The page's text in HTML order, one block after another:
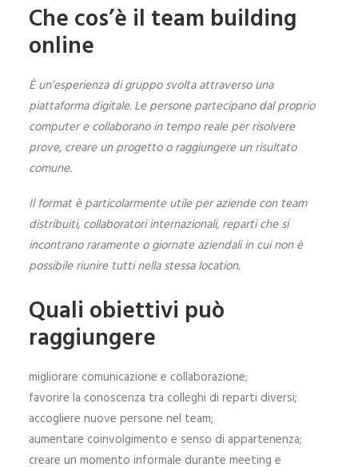
Che cos’è il team building
online
È un’esperienza di gruppo svolta attraverso una
piattaforma digitale. Le persone partecipano dal proprio
computer e collaborano in tempo reale per risolvere
prove, creare un progetto o raggiungere un risultato
comune.
Il format è particolarmente utile per aziende con team
distribuiti, collaboratori internazionali, reparti che si
incontrano raramente o giornate aziendali in cui non è
possibile riunire tutti nella stessa location.
Quali obiettivi può
raggiungere
migliorare comunicazione e collaborazione;
favorire la conoscenza tra colleghi di reparti diversi;
accogliere nuove persone nel team;
aumentare coinvolgimento e senso di appartenenza;
creare un momento informale durante meeting e